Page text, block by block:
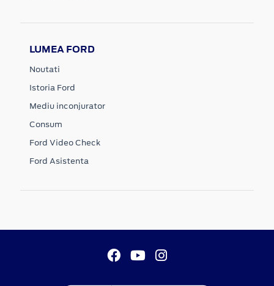
LUMEA FORD
Noutati
Istoria Ford
Mediu inconjurator
Consum
Ford Video Check
Ford Asistenta